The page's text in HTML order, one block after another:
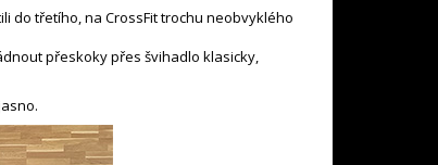
do třetího, na CrossFit trochu neobvyklého
přeskoky přes švihadlo klasicky,